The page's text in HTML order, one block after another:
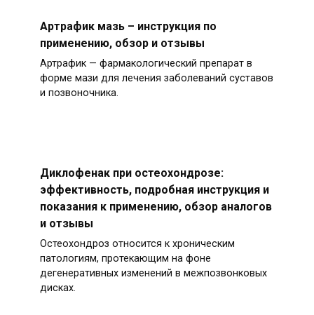
Артрафик мазь – инструкция по
применению, обзор и отзывы
Артрафик — фармакологический препарат в
форме мази для лечения заболеваний суставов
и позвоночника.
Диклофенак при остеохондрозе:
эффективность, подробная инструкция и
показания к применению, обзор аналогов
и отзывы
Остеохондроз относится к хроническим
патологиям, протекающим на фоне
дегенеративных изменений в межпозвонковых
дисках.